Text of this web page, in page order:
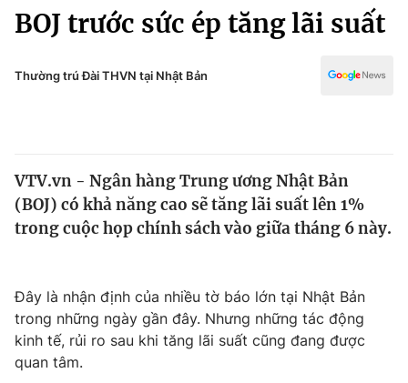
Chuyên mục
Y tế
Tin tức
Thế giới đó đây
Câu chuyện quốc tế
Kinh tế
Tài chính
Dữ liệu và đời sống
Kinh tế
Thể thao
Văn hóa - Giải trí
Giáo dục
BOJ trước sức ép tăng lãi suất
Thường trú Đài THVN tại Nhật Bản
VTV.vn - Ngân hàng Trung ương Nhật Bản
(BOJ) có khả năng cao sẽ tăng lãi suất lên 1%
trong cuộc họp chính sách vào giữa tháng 6 này.
Đây là nhận định của nhiều tờ báo lớn tại Nhật Bản
trong những ngày gần đây. Nhưng những tác động
kinh tế, rủi ro sau khi tăng lãi suất cũng đang được
quan tâm.